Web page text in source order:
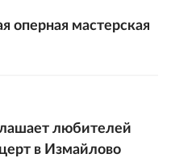
оперная мастерская
любителей
в Измайлово